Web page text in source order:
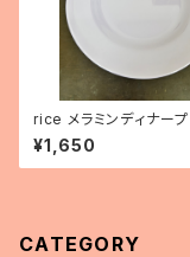
rice メラミンディナープ
（パープル）
¥1,650
CATEGORY